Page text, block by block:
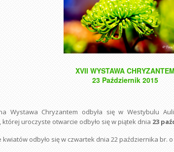
XVII WYSTAWA
23 Październik 2015
Wystawa Chryzantem odbyła się w Westybulu
której uroczyste otwarcie odbyło się w piątek dnia 23
kwiatów odbyło się w czwartek dnia 22 października br.